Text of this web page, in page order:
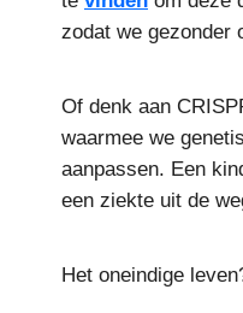
zodat we gezonder
Of denk aan
waarmee we
aanpassen. Een
een ziekte uit de
Het oneindige